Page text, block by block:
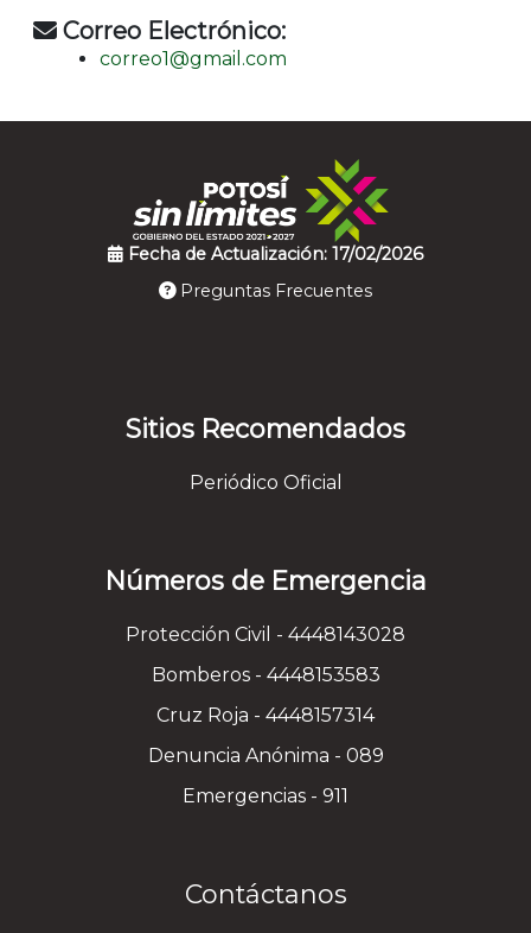
Correo Electrónico:
correo1@gmail.com
Fecha de Actualización: 17/02/2026
Preguntas Frecuentes
Sitios Recomendados
Periódico Oficial
Números de Emergencia
Protección Civil - 4448143028
Bomberos - 4448153583
Cruz Roja - 4448157314
Denuncia Anónima - 089
Emergencias - 911
Contáctanos